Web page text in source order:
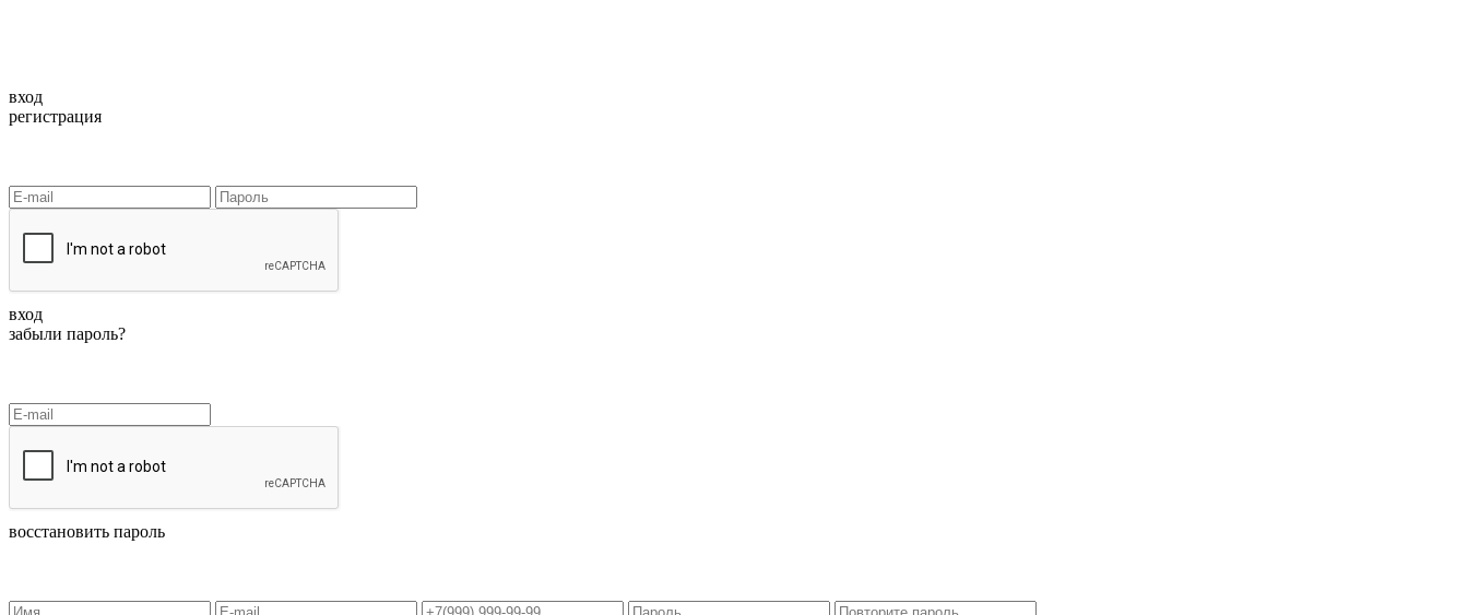
вход
регистрация
вход
забыли пароль?
восстановить пароль